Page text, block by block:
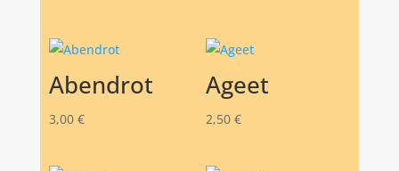
Abendrot
3,00 €
Ageet
2,50 €